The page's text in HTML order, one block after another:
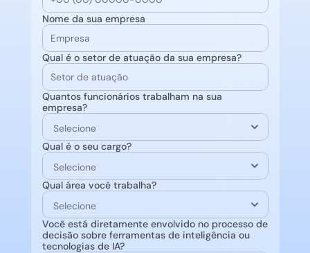
Nome da sua empresa
Qual é o setor de atuação da sua empresa?
Quantos funcionários trabalham na sua
empresa?
Qual é o seu cargo?
Qual área você trabalha?
Você está diretamente envolvido no processo de
decisão sobre ferramentas de inteligência ou
tecnologias de IA?